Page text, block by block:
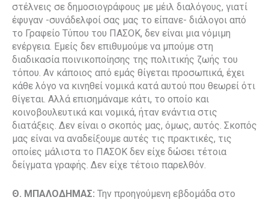
στέλνεις σε δημοσιογράφους με μέιλ διαλόγους, γιατί
έφυγαν -συνάδελφοί σας μας το είπανε- διάλογοι από
το Γραφείο Τύπου του ΠΑΣΟΚ, δεν είναι μια νόμιμη
ενέργεια. Εμείς δεν επιθυμούμε να μπούμε στη
διαδικασία ποινικοποίησης της πολιτικής ζωής του
τόπου. Αν κάποιος από εμάς θίγεται προσωπικά, έχει
κάθε λόγο να κινηθεί νομικά κατά αυτού που θεωρεί ότι
θίγεται. Αλλά επισημάναμε κάτι, το οποίο και
κοινοβουλευτικά και νομικά, ήταν ενάντια στις
διατάξεις. Δεν είναι ο σκοπός μας, όμως, αυτός. Σκοπός
μας είναι να αναδείξουμε αυτές τις πρακτικές, τις
οποίες μάλιστα το ΠΑΣΟΚ δεν είχε δώσει τέτοια
δείγματα γραφής. Δεν είχε τέτοιο παρελθόν.
Θ. ΜΠΑΛΟΔΗΜΑΣ: Την προηγούμενη εβδομάδα στο